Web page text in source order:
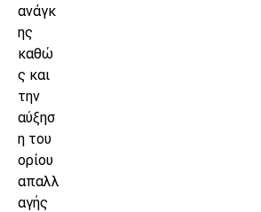
ανάγκ
ης
καθώ
ς και
την
αύξησ
η του
ορίου
απαλλ
αγής